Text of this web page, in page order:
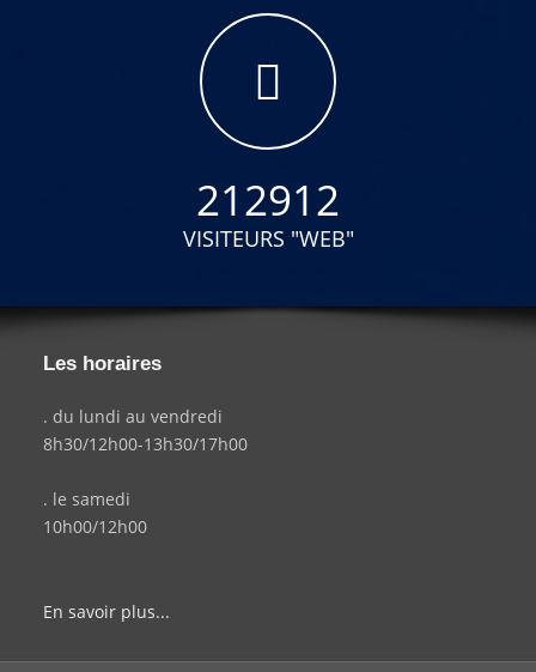
212912
VISITEURS "WEB"
Les horaires
. du lundi au vendredi
8h30/12h00-13h30/17h00
. le samedi
10h00/12h00
En savoir plus...